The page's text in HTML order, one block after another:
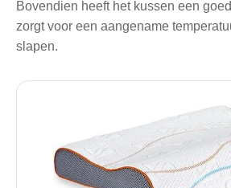
Bovendien heeft het kussen een
zorgt voor een aangename
slapen.